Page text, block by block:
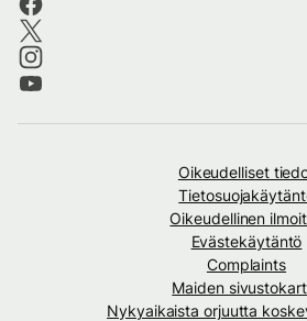
Oikeudelliset
Oikeudellinen
Evästekäytäntö
Complaints
Maiden
Nykyaikaista orjuutta